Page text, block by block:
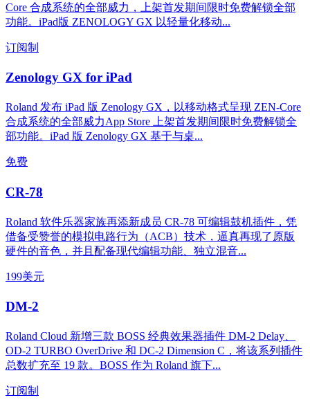
Core 合成系统的全部威力，上架首发期间限时免费解锁全部
功能。iPad版 ZENOLOGY GX 以轻量化移动...
订阅制
Zenology GX for iPad
Roland 发布 iPad 版 Zenology GX，以移动格式呈现 ZEN-Core
合成系统的全部威力App Store 上架首发期间限时免费解锁全
部功能。iPad 版 Zenology GX 基于与桌...
免费
CR-78
Roland 软件乐器家族再添新成员 CR-78 可编辑鼓机插件，凭
借备受赞誉的模拟电路行为（ACB）技术，逼真再现了原版
硬件的音色，并且配备现代编辑功能、独立混音...
199美元
DM-2
Roland Cloud 新增三款 BOSS 经典效果器插件 DM-2 Delay、
OD-2 TURBO OverDrive 和 DC-2 Dimension C，将该系列插件
总数扩充至 19 款。BOSS 作为 Roland 旗下...
订阅制